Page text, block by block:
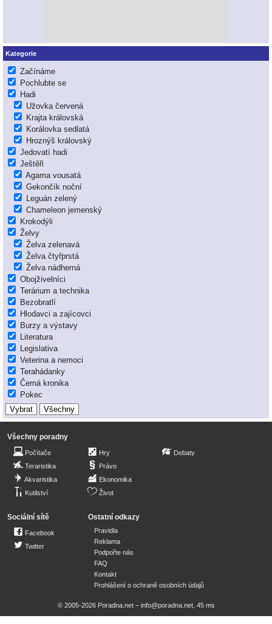
Kategorie
Začínáme
Pochlubte se
Hadi
Užovka červená
Krajta královská
Korálovka sedlatá
Hroznýš královský
Jedovatí hadi
Ještěři
Agama vousatá
Gekončík noční
Leguán zelený
Chameleon jemenský
Krokodýli
Želvy
Želva zelenavá
Želva čtyřprstá
Želva nádherná
Obojživelníci
Terárium a technika
Bezobratlí
Hlodavci a zajícovci
Burzy a výstavy
Literatura
Legislativa
Veterina a nemoci
Terahádanky
Černá kronika
Pokec
Všechny poradny
Počítače
Teraristika
Akvaristika
Kutilství
Hry
Právo
Ekonomika
Život
Debaty
Sociální sítě
Facebook
Twitter
Ostatní odkazy
Pravidla
Reklama
Podpořte nás
FAQ
Kontakt
Prohlášení o ochraně osobních údajů
© 2005-2026 Poradna.net – info@poradna.net, 45 ms